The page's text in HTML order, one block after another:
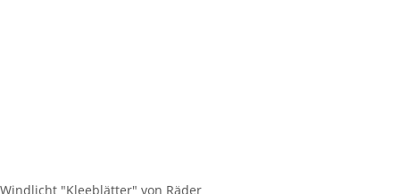
Windlicht "Kleeblätter" von Räder